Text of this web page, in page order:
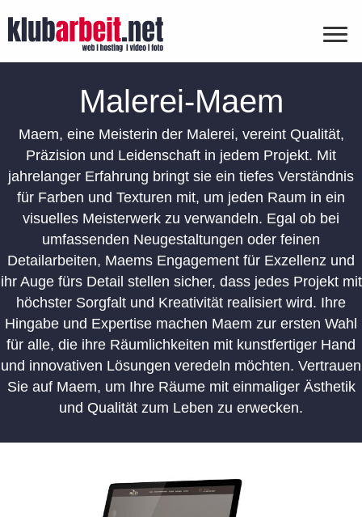
Malerei-Maem
Maem, eine Meisterin der Malerei, vereint Qualität,
Präzision und Leidenschaft in jedem Projekt. Mit
jahrelanger Erfahrung bringt sie ein tiefes Verständnis
für Farben und Texturen mit, um jeden Raum in ein
visuelles Meisterwerk zu verwandeln. Egal ob bei
umfassenden Neugestaltungen oder feinen
Detailarbeiten, Maems Engagement für Exzellenz und
ihr Auge fürs Detail stellen sicher, dass jedes Projekt mit
höchster Sorgfalt und Kreativität realisiert wird. Ihre
Hingabe und Expertise machen Maem zur ersten Wahl
für alle, die ihre Räumlichkeiten mit kunstfertiger Hand
und innovativen Lösungen veredeln möchten. Vertrauen
Sie auf Maem, um Ihre Räume mit einmaliger Ästhetik
und Qualität zum Leben zu erwecken.